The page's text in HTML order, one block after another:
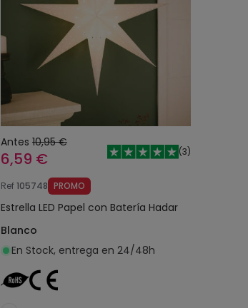
Antes 10,95 €
6,59 € (3)
Ref105748 PROMO
Estrella LED Papel con Batería Hadar
Blanco
En Stock, entrega en 24/48h